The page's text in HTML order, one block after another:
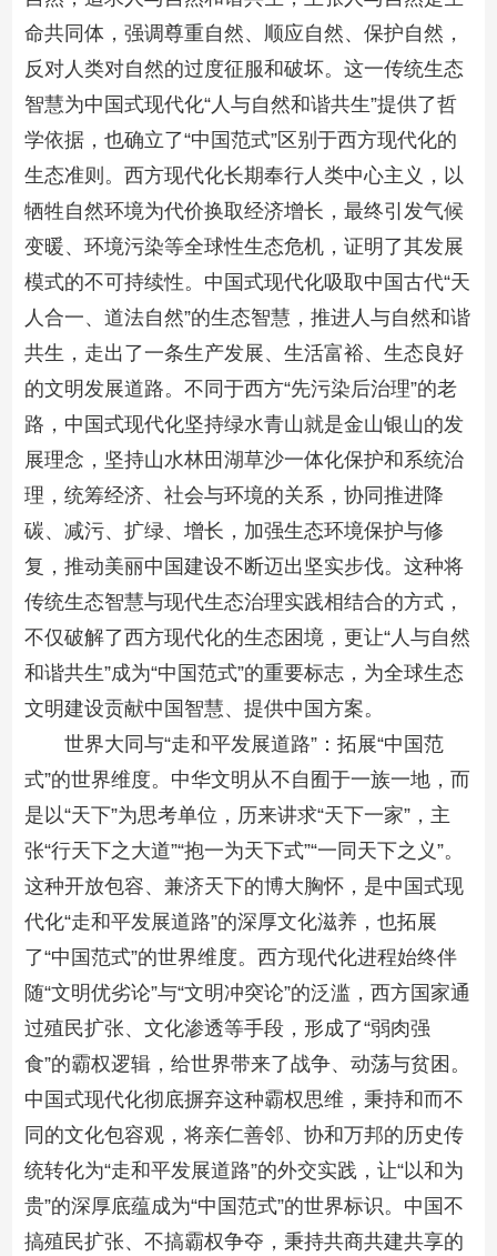
命共同体，强调尊重自然、顺应自然、保护自然，
反对人类对自然的过度征服和破坏。这一传统生态
智慧为中国式现代化“人与自然和谐共生”提供了哲
学依据，也确立了“中国范式”区别于西方现代化的
生态准则。西方现代化长期奉行人类中心主义，以
牺牲自然环境为代价换取经济增长，最终引发气候
变暖、环境污染等全球性生态危机，证明了其发展
模式的不可持续性。中国式现代化吸取中国古代“天
人合一、道法自然”的生态智慧，推进人与自然和谐
共生，走出了一条生产发展、生活富裕、生态良好
的文明发展道路。不同于西方“先污染后治理”的老
路，中国式现代化坚持绿水青山就是金山银山的发
展理念，坚持山水林田湖草沙一体化保护和系统治
理，统筹经济、社会与环境的关系，协同推进降
碳、减污、扩绿、增长，加强生态环境保护与修
复，推动美丽中国建设不断迈出坚实步伐。这种将
传统生态智慧与现代生态治理实践相结合的方式，
不仅破解了西方现代化的生态困境，更让“人与自然
和谐共生”成为“中国范式”的重要标志，为全球生态
文明建设贡献中国智慧、提供中国方案。
世界大同与“走和平发展道路”：拓展“中国范
式”的世界维度。中华文明从不自囿于一族一地，而
是以“天下”为思考单位，历来讲求“天下一家”，主
张“行天下之大道”“抱一为天下式”“一同天下之义”。
这种开放包容、兼济天下的博大胸怀，是中国式现
代化“走和平发展道路”的深厚文化滋养，也拓展
了“中国范式”的世界维度。西方现代化进程始终伴
随“文明优劣论”与“文明冲突论”的泛滥，西方国家通
过殖民扩张、文化渗透等手段，形成了“弱肉强
食”的霸权逻辑，给世界带来了战争、动荡与贫困。
中国式现代化彻底摒弃这种霸权思维，秉持和而不
同的文化包容观，将亲仁善邻、协和万邦的历史传
统转化为“走和平发展道路”的外交实践，让“以和为
贵”的深厚底蕴成为“中国范式”的世界标识。中国不
搞殖民扩张、不搞霸权争夺，秉持共商共建共享的